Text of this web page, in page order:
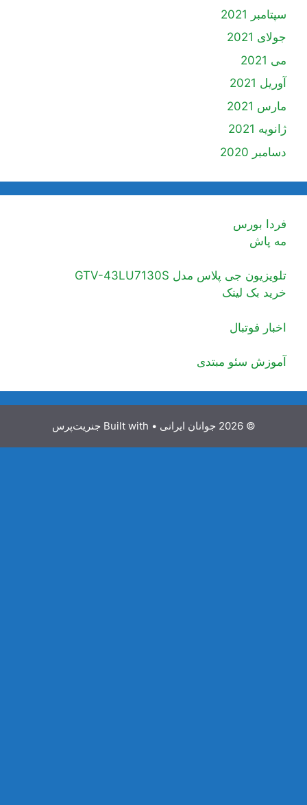
سپتامبر 2021
جولای 2021
آوریل 2021
مارس 2021
ژانویه 2021
دسامبر 2020
فردا بورس
مه پاش
تلویزیون جی پلاس مدل GTV-43LU7130S
خرید بک لینک
اخبار فوتبال
آموزش سئو مبتدی
• Built with جنریت‌پرس